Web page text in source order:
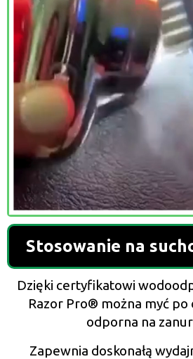
Stosowanie na
Dzięki certyfikatowi
Razor Pro®️ można myć po
odporna na
Zapewnia doskonałą